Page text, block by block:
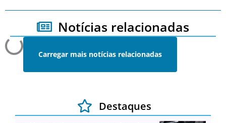
Notícias relacionadas
Carregar mais notícias relacionadas
Destaques